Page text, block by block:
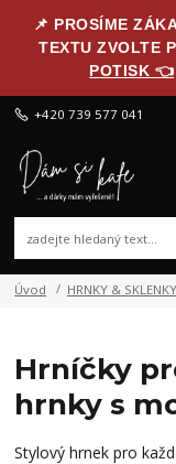
📌 PROSÍME
TEXTU ZVOLTE
POTISK 👈
+420 739 577 041
Úvod HRNKY & SKLENKY
Hrníčky
hrnky s
Stylový hrnek pro